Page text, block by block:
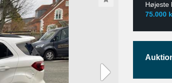
Højeste
75.000